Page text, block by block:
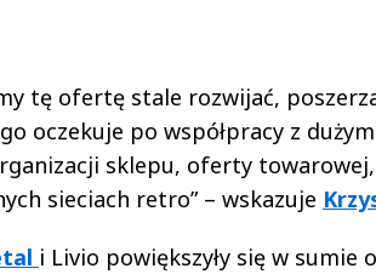
tę ofertę stale rozwijać,
oczekuje po współpracy z
sklepu, oferty
sieciach retro” – wskazuje
i Livio powiększyły się w sumie